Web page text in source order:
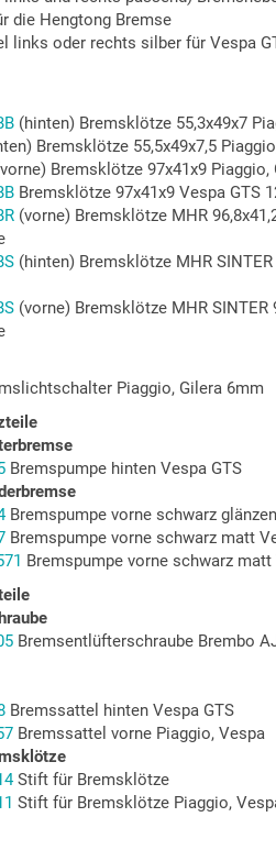
die Hengtong Bremse
links oder rechts silber für Vespa
(hinten) Bremsklötze 55,3x49x7
Bremsklötze 55,5x49x7,5
Bremsklötze 97x41x9
Bremsklötze 97x41x9 Vespa GTS
(vorne) Bremsklötze MHR
(hinten) Bremsklötze MHR
(vorne) Bremsklötze MHR
Piaggio, Gilera 6mm
Bremspumpe hinten Vespa GTS
Bremspumpe vorne schwarz
Bremspumpe vorne schwarz matt
Bremspumpe vorne schwarz matt
Bremsentlüfterschraube Brembo
Bremssattel hinten Vespa GTS
Bremssattel vorne Piaggio, Vespa
Stift für Bremsklötze
Stift für Bremsklötze Piaggio,